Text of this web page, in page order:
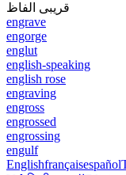
قریبی الفاظ
engrave
engorge
englut
english-speaking
english rose
engraving
engross
engrossed
engrossing
engulf
Englishfrançaisespañol